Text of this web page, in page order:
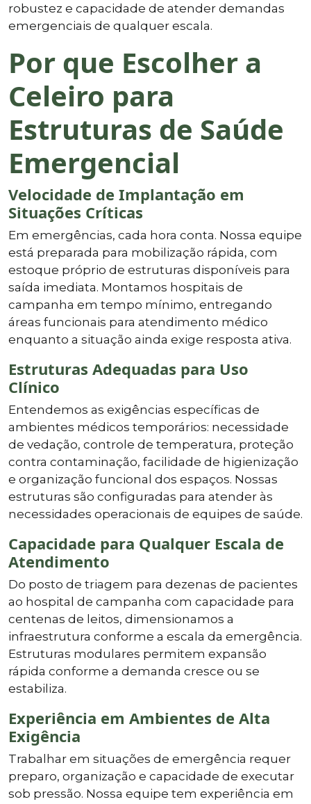
robustez e capacidade de atender demandas
emergenciais de qualquer escala.
Por que Escolher a
Celeiro para
Estruturas de Saúde
Emergencial
Velocidade de Implantação em
Situações Críticas
Em emergências, cada hora conta. Nossa equipe
está preparada para mobilização rápida, com
estoque próprio de estruturas disponíveis para
saída imediata. Montamos hospitais de
campanha em tempo mínimo, entregando
áreas funcionais para atendimento médico
enquanto a situação ainda exige resposta ativa.
Estruturas Adequadas para Uso
Clínico
Entendemos as exigências específicas de
ambientes médicos temporários: necessidade
de vedação, controle de temperatura, proteção
contra contaminação, facilidade de higienização
e organização funcional dos espaços. Nossas
estruturas são configuradas para atender às
necessidades operacionais de equipes de saúde.
Capacidade para Qualquer Escala de
Atendimento
Do posto de triagem para dezenas de pacientes
ao hospital de campanha com capacidade para
centenas de leitos, dimensionamos a
infraestrutura conforme a escala da emergência.
Estruturas modulares permitem expansão
rápida conforme a demanda cresce ou se
estabiliza.
Experiência em Ambientes de Alta
Exigência
Trabalhar em situações de emergência requer
preparo, organização e capacidade de executar
sob pressão. Nossa equipe tem experiência em